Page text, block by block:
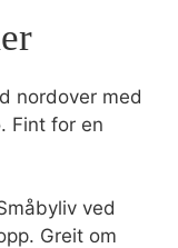
nordover med
Fint for en
ved
Greit om